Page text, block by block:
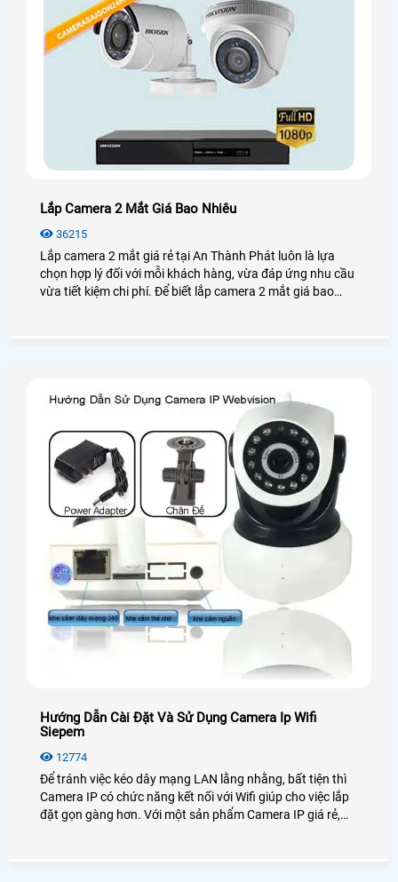
Lắp Camera 2 Mắt Giá Bao Nhiêu
36215
Lắp camera 2 mắt giá rẻ tại An Thành Phát luôn là lựa
chọn hợp lý đối với mỗi khách hàng, vừa đáp ứng nhu cầu
vừa tiết kiệm chi phí. Để biết lắp camera 2 mắt giá bao
Hướng Dẫn Cài Đặt Và Sử Dụng Camera Ip Wifi
Siepem
12774
Để tránh việc kéo dây mạng LAN lằng nhằng, bất tiện thì
Camera IP có chức năng kết nối với Wifi giúp cho việc lắp
đặt gọn gàng hơn. Với một sản phẩm Camera IP giá rẻ,